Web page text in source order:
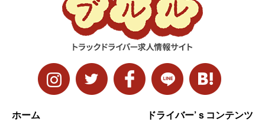
ホーム ドライバー’ｓコンテンツ